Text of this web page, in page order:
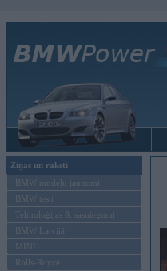
Ziņas un raksti
BMW modeļu jaunumi
BMW testi
Tehnoloģijas & sasniegumi
BMW Latvijā
MINI
Rolls-Royce